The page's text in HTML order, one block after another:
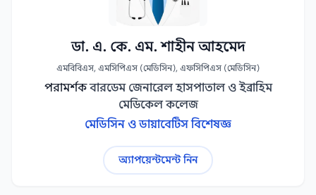
ডা. এ. কে. এম. শাহীন আহমেদ
এমবিবিএস, এমসিপিএস (মেডিসিন), এফসিপিএস (মেডিসিন)
পরামর্শক বারডেম জেনারেল হাসপাতাল ও ইব্রাহিম
মেডিকেল কলেজ
মেডিসিন ও ডায়াবেটিস বিশেষজ্ঞ
অ্যাপয়েন্টমেন্ট নিন